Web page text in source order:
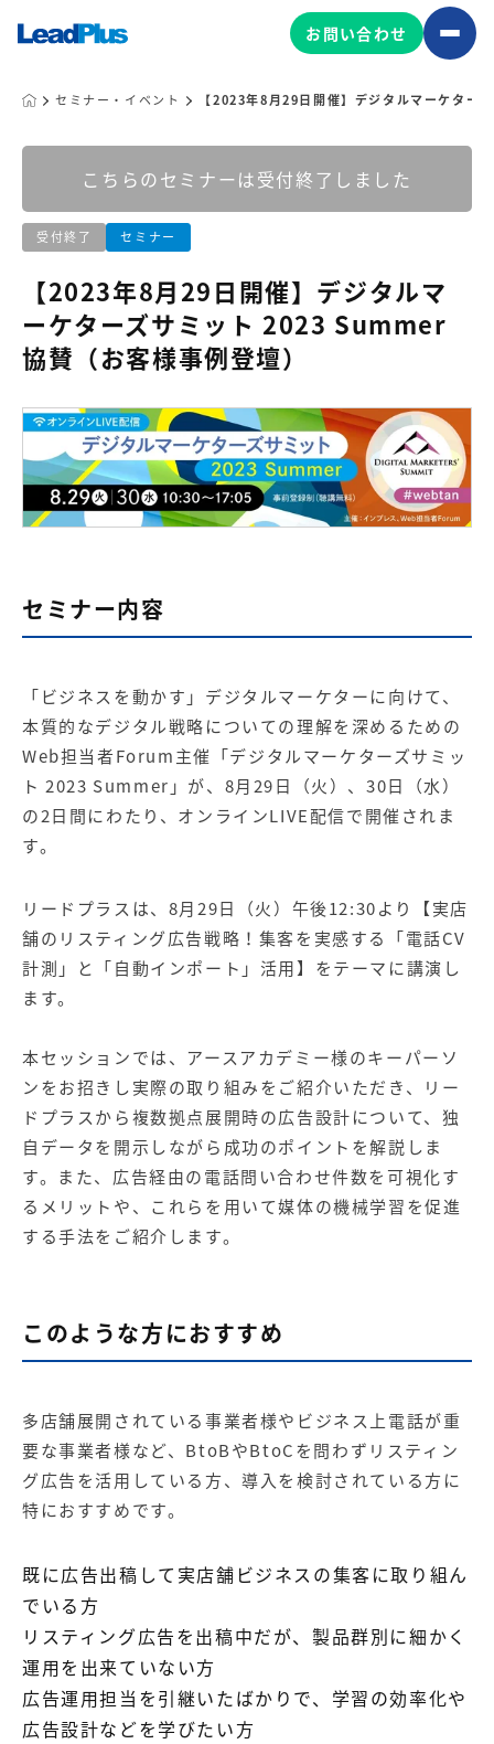
Web制作
マーケティングコンサルティング
コンテンツ制作
マーケティング基盤
Leadplus One MyFolio
サイトアクセス解析ダッシュ
HubSpot導入・運用
マーケティングサービスの製品
【店舗型ビジネス向け】エリ
ア
【金融機関向け】マーケティ
ング
グ
広告プロモーションの製品
【クリニック向け】新規集患
Web広告サービス
【歯科業界向け】新規集患
Web広告パッケージ
【塾・個別塾業界向け】新規
集客Web広告パッケージ
サイトアクセス増加パッケー
ジ
Web制作の製品
お問い合わせ
セミナー・イベント 【2023年8月29日開催】デジタルマーケタ
こちらのセミナーは受付終了しました
受付終了 セミナー
【2023年8月29日開催】デジタルマ
ーケターズサミット 2023 Summer
協賛（お客様事例登壇）
セミナー内容
「ビジネスを動かす」デジタルマーケターに向けて、
本質的なデジタル戦略についての理解を深めるための
Web担当者Forum主催「デジタルマーケターズサミッ
ト 2023 Summer 」が、8月29日（火）、30日（水）
の2日間にわたり、オンラインLIVE配信で開催されま
す。
リードプラスは、8月29日（火）午後12:30より【実店
舗のリスティング広告戦略！集客を実感する「電話CV
計測」と「自動インポート」活用】をテーマに講演し
ます。
本セッションでは、アースアカデミー様のキーパーソ
ンをお招きし実際の取り組みをご紹介いただき、リー
ドプラスから複数拠点展開時の広告設計について、独
自データを開示しながら成功のポイントを解説しま
す。また、広告経由の電話問い合わせ件数を可視化す
るメリットや、これらを用いて媒体の機械学習を促進
する手法をご紹介します。
このような方におすすめ
多店舗展開されている事業者様やビジネス上電話が重
要な事業者様など、BtoBやBtoCを問わずリスティン
グ広告を活用している方、導入を検討されている方に
特におすすめです。
既に広告出稿して実店舗ビジネスの集客に取り組ん
でいる方
リスティング広告を出稿中だが、製品群別に細かく
運用を出来ていない方
広告運用担当を引継いたばかりで、学習の効率化や
広告設計などを学びたい方